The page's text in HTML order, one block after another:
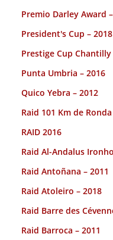
Premio Darley Award
President's Cup – 2018
Prestige Cup Chantilly
Punta Umbria – 2016
Quico Yebra – 2012
Raid 101 Km de
RAID 2016
Raid Al-Andalus
Raid Antoñana – 2011
Raid Atoleiro – 2018
Raid Barre des
Raid Barroca – 2011